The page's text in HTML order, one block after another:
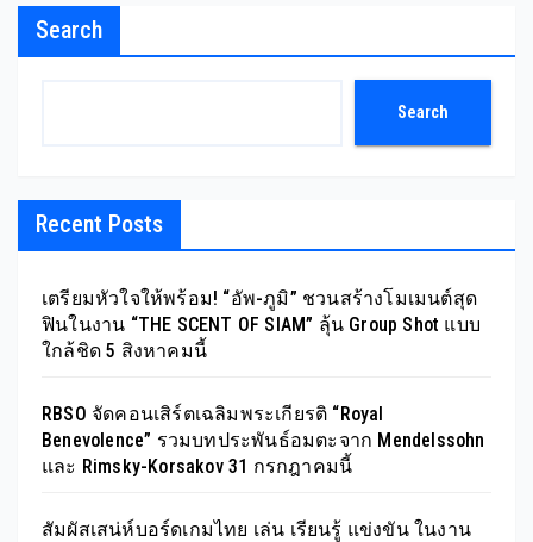
Search
Search
Recent Posts
เตรียมหัวใจให้พร้อม! “อัพ-ภูมิ” ชวนสร้างโมเมนต์สุด
ฟินในงาน “THE SCENT OF SIAM” ลุ้น Group Shot แบบ
ใกล้ชิด 5 สิงหาคมนี้
RBSO จัดคอนเสิร์ตเฉลิมพระเกียรติ “Royal
Benevolence” รวมบทประพันธ์อมตะจาก Mendelssohn
และ Rimsky-Korsakov 31 กรกฎาคมนี้
สัมผัสเสน่ห์บอร์ดเกมไทย เล่น เรียนรู้ แข่งขัน ในงาน